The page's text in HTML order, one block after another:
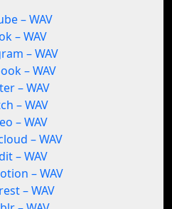
– WAV
– WAV
– WAV
– WAV
– WAV
– WAV
– WAV
– WAV
– WAV
– WAV
– WAV